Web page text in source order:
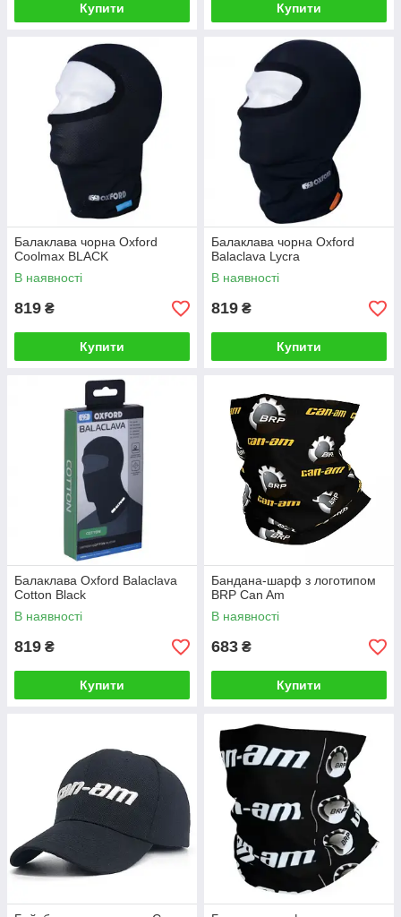
Купити Купити
Балаклава чорна Oxford
Coolmax BLACK
В наявності
819 ₴
Купити
Балаклава чорна Oxford
Balaclava Lycra
В наявності
819 ₴
Купити
Балаклава Oxford Balaclava
Cotton Black
В наявності
819 ₴
Купити
Бандана-шарф з логотипом
BRP Can Am
В наявності
683 ₴
Купити